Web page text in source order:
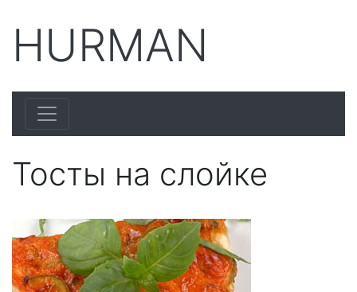
HURMAN
Тосты на слойке